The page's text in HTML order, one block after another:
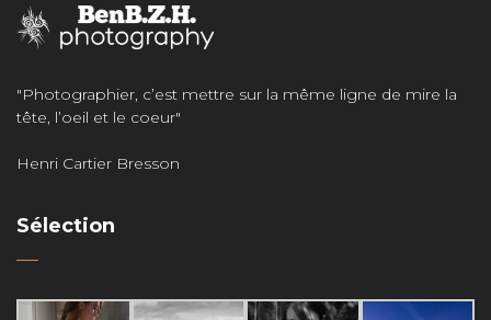
"Photographier, c’est mettre sur la même ligne de mire la
tête, l’oeil et le coeur"
Henri Cartier Bresson
Sélection